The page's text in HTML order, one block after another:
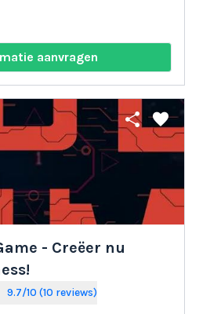
aanvragen
share favorite
- Creëer nu
9.7/10 (10 reviews)